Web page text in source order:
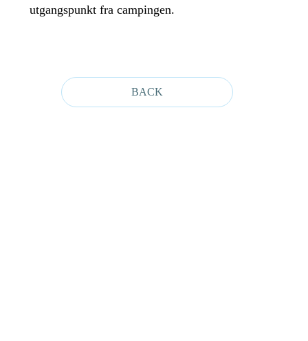
utgangspunkt fra campingen.